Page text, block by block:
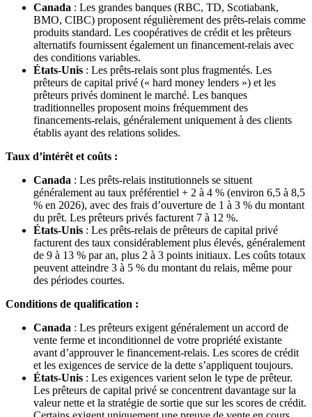
Canada : Les grandes banques (RBC, TD, Scotiabank,
BMO, CIBC) proposent régulièrement des prêts-relais comme
produits standard. Les coopératives de crédit et les prêteurs
alternatifs fournissent également un financement-relais avec
des conditions variables.
États-Unis : Les prêts-relais sont plus fragmentés. Les
prêteurs de capital privé (« hard money lenders ») et les
prêteurs privés dominent le marché. Les banques
traditionnelles proposent moins fréquemment des
financements-relais, généralement uniquement à des clients
établis ayant des relations solides.
Taux d’intérêt et coûts :
Canada : Les prêts-relais institutionnels se situent
généralement au taux préférentiel + 2 à 4 % (environ 6,5 à 8,5
% en 2026), avec des frais d’ouverture de 1 à 3 % du montant
du prêt. Les prêteurs privés facturent 7 à 12 %.
États-Unis : Les prêts-relais de prêteurs de capital privé
facturent des taux considérablement plus élevés, généralement
de 9 à 13 % par an, plus 2 à 3 points initiaux. Les coûts totaux
peuvent atteindre 3 à 5 % du montant du relais, même pour
des périodes courtes.
Conditions de qualification :
Canada : Les prêteurs exigent généralement un accord de
vente ferme et inconditionnel de votre propriété existante
avant d’approuver le financement-relais. Les scores de crédit
et les exigences de service de la dette s’appliquent toujours.
États-Unis : Les exigences varient selon le type de prêteur.
Les prêteurs de capital privé se concentrent davantage sur la
valeur nette et la stratégie de sortie que sur les scores de crédit.